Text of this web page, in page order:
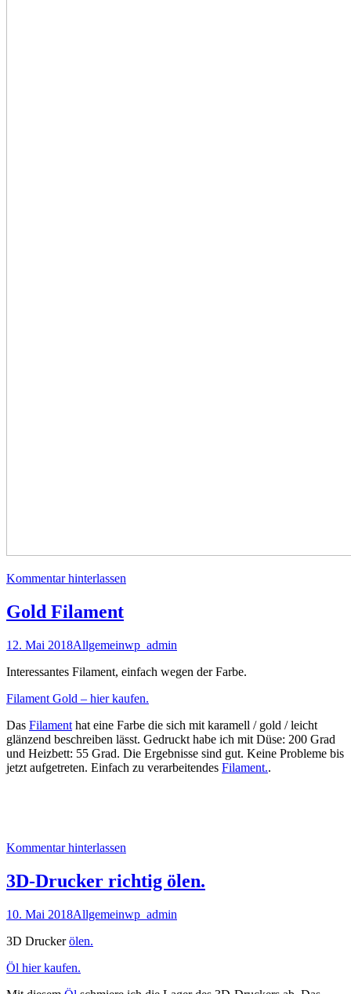
Kommentar hinterlassen
Gold Filament
12. Mai 2018Allgemeinwp_admin
Interessantes Filament, einfach wegen der Farbe.
Filament Gold – hier kaufen.
Das Filament hat eine Farbe die sich mit karamell / gold / leicht
glänzend beschreiben lässt. Gedruckt habe ich mit Düse: 200 Grad
und Heizbett: 55 Grad. Die Ergebnisse sind gut. Keine Probleme bis
jetzt aufgetreten. Einfach zu verarbeitendes Filament..
Kommentar hinterlassen
3D-Drucker richtig ölen.
10. Mai 2018Allgemeinwp_admin
3D Druckerölen.
Öl hier kaufen.